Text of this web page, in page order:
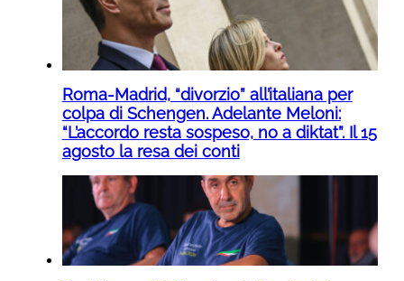
Roma-Madrid, “divorzio” all’italiana per
colpa di Schengen. Adelante Meloni:
“L’accordo resta sospeso, no a diktat”. Il 15
agosto la resa dei conti